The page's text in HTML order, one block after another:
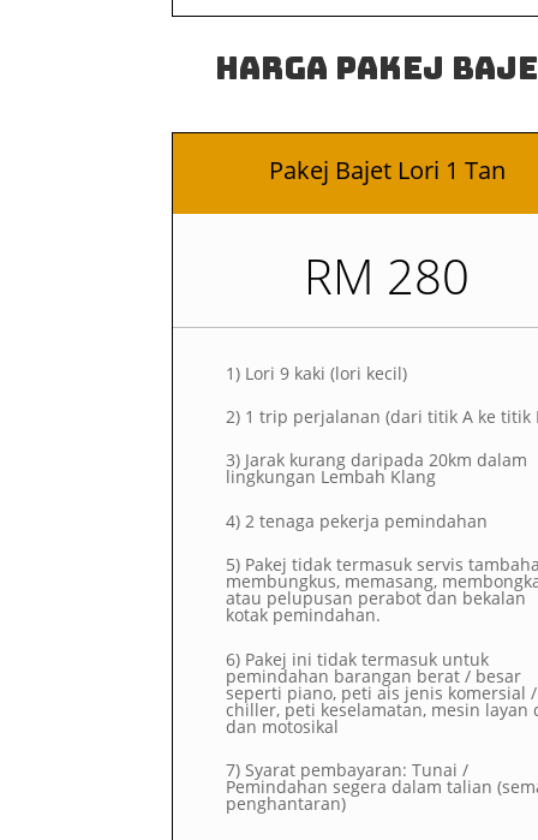
Harga Pakej
Pakej Bajet Lori 1 Tan
RM 280
1) Lori 9 kaki (lori kecil)
2) 1 trip perjalanan (dari titik A ke titik
3) Jarak kurang daripada 20km dalam
lingkungan Lembah Klang
4) 2 tenaga pekerja pemindahan
5) Pakej tidak termasuk servis
membungkus, memasang,
atau pelupusan perabot dan bekalan
kotak pemindahan.
6) Pakej ini tidak termasuk untuk
pemindahan barangan berat / besar
seperti piano, peti ais jenis komersial /
chiller, peti keselamatan, mesin layan
dan motosikal
7) Syarat pembayaran: Tunai /
Pemindahan segera dalam talian
penghantaran)